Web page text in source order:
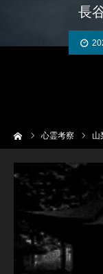
長
心霊考察 山